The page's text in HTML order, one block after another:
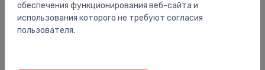
обеспечения функционирования веб-сайта и
использования которого не требуют согласия
пользователя.